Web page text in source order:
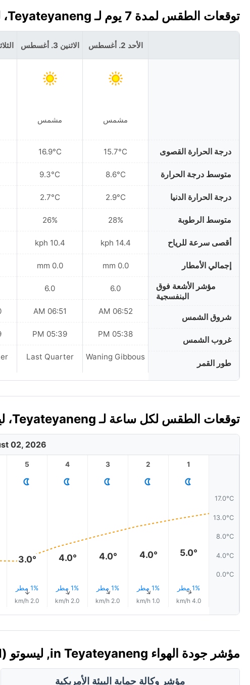
توقعات الطقس لمدة 7 يوم لـ Teyateyaneng، ليسوتو 🇱🇸
درجة الحرارة القصوى
متوسط درجة الحرارة
درجة الحرارة الدنيا
متوسط الرطوبة
أقصى سرعة للرياح
إجمالي الأمطار
مؤشر الأشعة فوق
البنفسجية
شروق الشمس
غروب الشمس
طور القمر
الأحد 2. أغسطس
مشمس
15.7°C
8.6°C
2.9°C
28%
14.4 kph
0.0 mm
6.0
06:52 AM
05:38 PM
Waning Gibbous
الاثنين 3. أغسطس
مشمس
16.9°C
9.3°C
2.7°C
26%
10.4 kph
0.0 mm
6.0
06:51 AM
05:39 PM
Last Quarter
الثلاثاء
توقعات الطقس لكل ساعة لـ Teyateyaneng، ليسوتو اليوم 🇱🇸
02, 2026
17.0°C
13.0°C
8.0°C
4.0°C
0.0°C
1
5.0°
1% مطر↑
4.0 km/h
2
4.0°
1% مطر↑
1.0 km/h
3
4.0°
1% مطر↑
2.0 km/h
4
4.0°
1% مطر↑
2.0 km/h
5
3.0°
1% مطر↑
2.0 km/h
مؤشر جودة الهواء in Teyateyaneng, ليسوتو 🇱🇸 (AQI)
مؤشر وكالة حماية البيئة الأمريكية